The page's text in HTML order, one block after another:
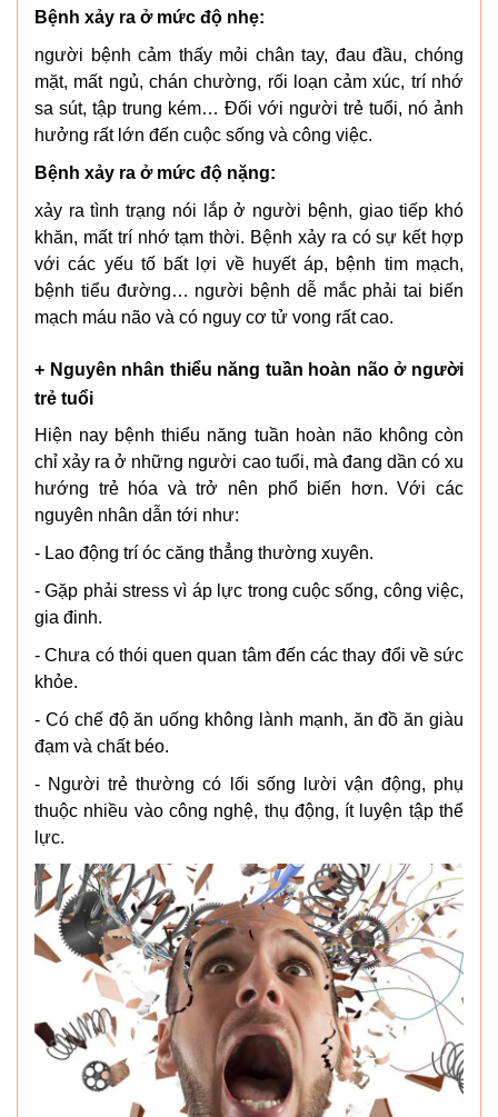
Bệnh xảy ra ở mức độ nhẹ:
người bệnh cảm thấy mỏi chân tay, đau đầu, chóng
mặt, mất ngủ, chán chường, rối loạn cảm xúc, trí nhớ
sa sút, tập trung kém… Đối với người trẻ tuổi, nó ảnh
hưởng rất lớn đến cuộc sống và công việc.
Bệnh xảy ra ở mức độ nặng:
xảy ra tình trạng nói lắp ở người bệnh, giao tiếp khó
khăn, mất trí nhớ tạm thời. Bệnh xảy ra có sự kết hợp
với các yếu tố bất lợi về huyết áp, bệnh tim mạch,
bệnh tiểu đường… người bệnh dễ mắc phải tai biến
mạch máu não và có nguy cơ tử vong rất cao.
+ Nguyên nhân thiểu năng tuần hoàn não ở người
trẻ tuổi
Hiện nay bệnh thiểu năng tuần hoàn não không còn
chỉ xảy ra ở những người cao tuổi, mà đang dần có xu
hướng trẻ hóa và trở nên phổ biến hơn. Với các
nguyên nhân dẫn tới như:
- Lao động trí óc căng thẳng thường xuyên.
- Gặp phải stress vì áp lực trong cuộc sống, công việc,
gia đinh.
- Chưa có thói quen quan tâm đến các thay đổi về sức
khỏe.
- Có chế độ ăn uống không lành mạnh, ăn đồ ăn giàu
đạm và chất béo.
- Người trẻ thường có lối sống lười vận động, phụ
thuộc nhiều vào công nghệ, thụ động, ít luyện tập thể
lực.